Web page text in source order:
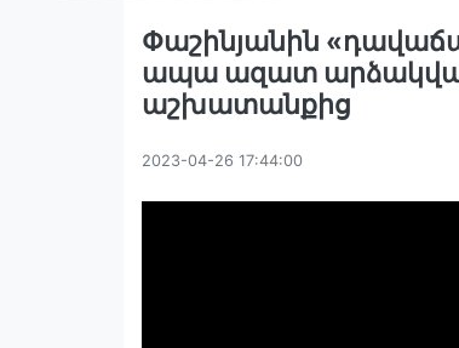
Փաշինյանին
ապա ազատ
աշխատանքից
2023-04-26 17:44:00